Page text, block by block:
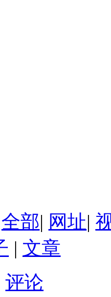
全部| 网址|
| 文章
评论